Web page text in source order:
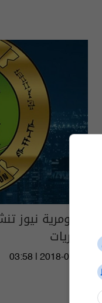
مديريات
03:58 | 2018-06-28